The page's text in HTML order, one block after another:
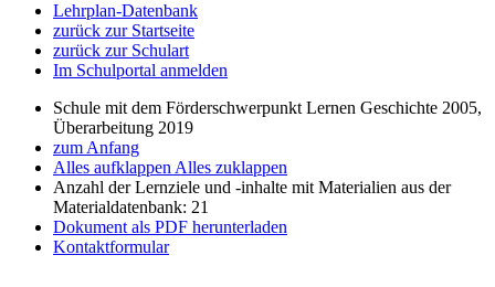
Lehrplan-Datenbank
zurück zur Startseite
zurück zur Schulart
Im Schulportal anmelden
Schule mit dem Förderschwerpunkt Lernen Geschichte 2005,
Überarbeitung 2019
zum Anfang
Alles aufklappen Alles zuklappen
Anzahl der Lernziele und -inhalte mit Materialien aus der
Materialdatenbank: 21
Dokument als PDF herunterladen
Kontaktformular